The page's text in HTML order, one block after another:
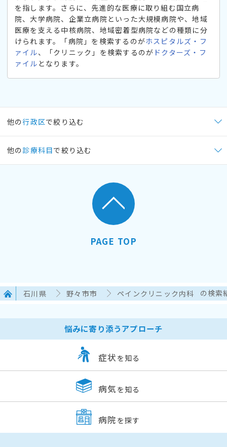
を指します。さらに、先進的な医療に取り組む国立病
院、大学病院、企業立病院といった大規模病院や、地域
医療を支える中核病院、地域密着型病院などの種類に分
けられます。「病院」を検索するのがホスピタルズ・フ
ァイル、「クリニック」を検索するのが ドクターズ・フ
ァイル となります。
他の行政区で絞り込む
他の 診療科目で絞り込む
PAGE TOP
石川県 野々市市 ペインクリニック内科 の検索
悩みに寄り添うアプローチ
症状 を知る
病気 を知る
病院 を探す